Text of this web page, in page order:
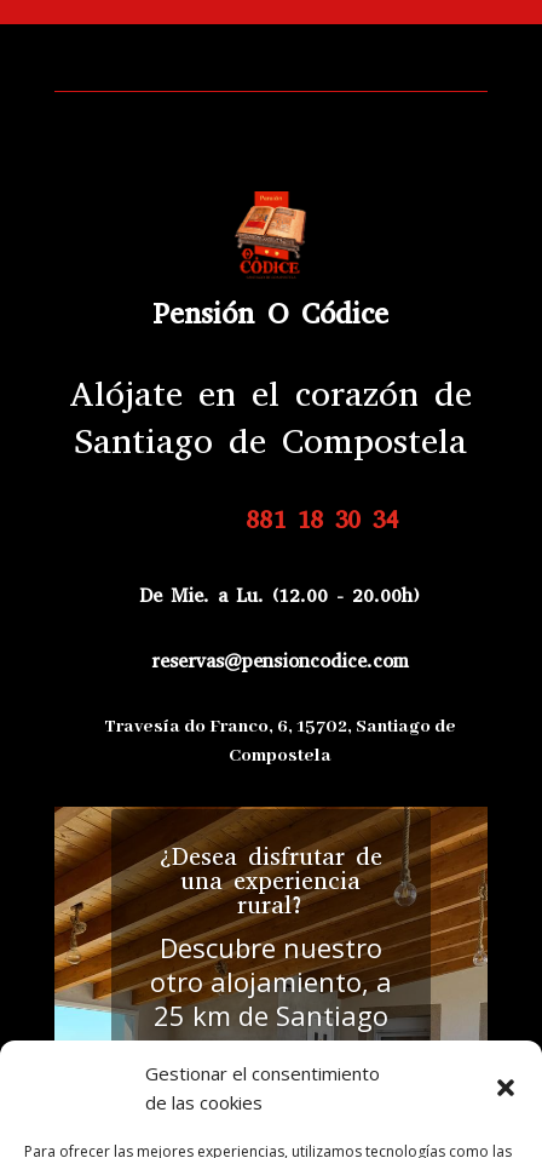
Gestionar el consentimiento
de las cookies
Para ofrecer las mejores experiencias, utilizamos tecnologías como las
Pensión O Códice
Alójate en el corazón de
Santiago de Compostela
881 18 30 34
De Mie. a Lu. (12.00 - 20.00h)
reservas@pensioncodice.com
Travesía do Franco, 6, 15702, Santiago de
Compostela
¿Desea disfrutar de
una experiencia
rural?
Descubre nuestro
otro alojamiento, a
25 km de Santiago
de Compostela y
con capacidad de
hasta 7 huéspedes.